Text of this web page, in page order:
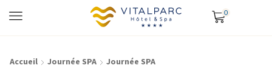
0
Accueil Journée SPA Journée SPA